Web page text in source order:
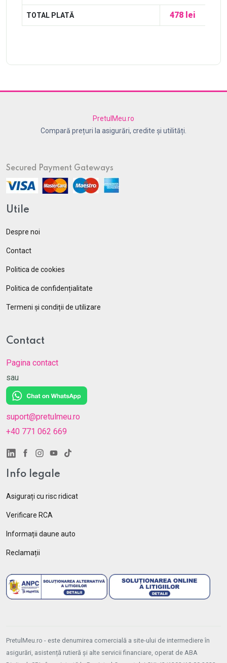
TOTAL PLATĂ 478 lei
PretulMeu.ro
Compară prețuri la asigurări, credite și utilități.
Secured Payment Gateways
Utile
Despre noi
Contact
Politica de cookies
Politica de confidențialitate
Termeni și condiții de utilizare
Contact
Pagina contact
sau
suport@pretulmeu.ro
+40 771 062 669
Info legale
Asigurați cu risc ridicat
Verificare RCA
Informații daune auto
Reclamații
PretulMeu.ro - este denumirea comercială a site-ului de intermediere în
asigurări, asistență rutieră și alte servicii financiare, operat de ABA